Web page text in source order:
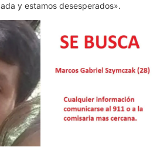
y estamos desesperados».